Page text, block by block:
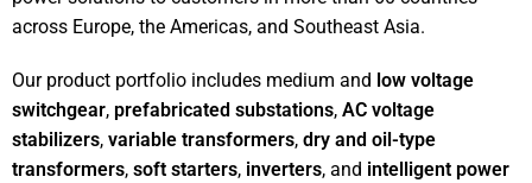
across Europe, the Americas, and Southeast Asia.
Our product portfolio includes medium and low voltage
switchgear, prefabricated substations, AC voltage
stabilizers, variable transformers, dry and oil-type
transformers, soft starters, inverters, and intelligent power